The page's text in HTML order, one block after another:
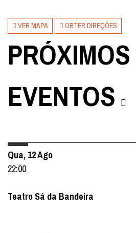
VER MAPA OBTER DIREÇÕES
PRÓXIMOS
EVENTOS
Qua, 12 Ago
22:00
Teatro Sá da Bandeira